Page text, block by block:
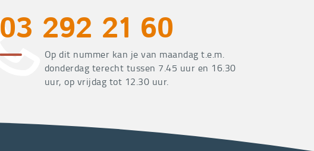
03 292 21 60
Op dit nummer kan je van maandag t.e.m.
donderdag terecht tussen 7.45 uur en 16.30
uur, op vrijdag tot 12.30 uur.